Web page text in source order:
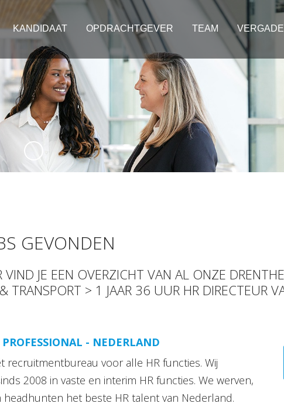
KANDIDAAT OPDRACHTGEVER TEAM
GEVONDEN
VIND JE EEN OVERZICHT VAN AL ONZE
TRANSPORT > 1 JAAR 36 UUR HR DIRECTEUR
- NEDERLAND
recruitmentbureau voor alle HR functies. Wij
2008 in vaste en interim HR functies. We werven,
het beste HR talent van Nederland.